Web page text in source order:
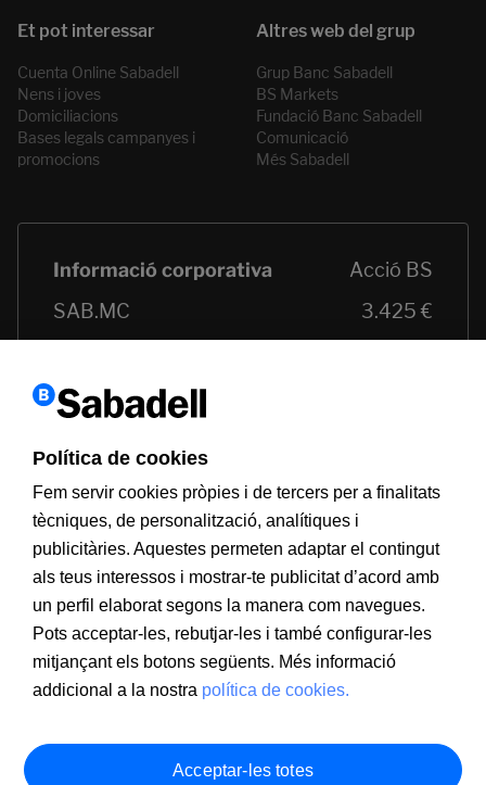
Cuenta Online Sabadell
Nens i joves
Domiciliacions
Bases legals campanyes i
promocions
Grup Banc Sabadell
BS Markets
Fundació Banc Sabadell
Comunicació
Més Sabadell
Política de cookies
Fem servir cookies pròpies i de tercers per a finalitats
tècniques, de personalització, analítiques i
publicitàries. Aquestes permeten adaptar el contingut
als teus interessos i mostrar-te publicitat d’acord amb
un perfil elaborat segons la manera com navegues.
Pots acceptar-les, rebutjar-les i també configurar-les
mitjançant els botons següents. Més informació
addicional a la nostra política de cookies.
Acceptar-les totes